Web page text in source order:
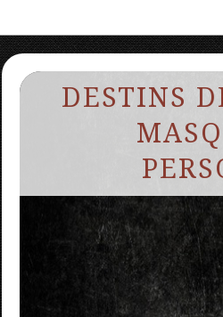
DESTINS